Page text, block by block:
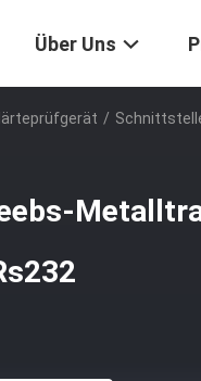
Über Uns
/